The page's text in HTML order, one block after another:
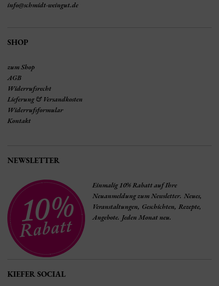
info@schmidt-weingut.de
SHOP
zum Shop
AGB
Widerrufsrecht
Lieferung & Versandkosten
Widerrufsformular
Kontakt
NEWSLETTER
Einmalig 10% Rabatt auf Ihre
Neuanmeldung zum Newsletter. Neues,
Veranstaltungen, Geschichten, Rezepte,
Angebote. Jeden Monat neu.
KIEFER SOCIAL